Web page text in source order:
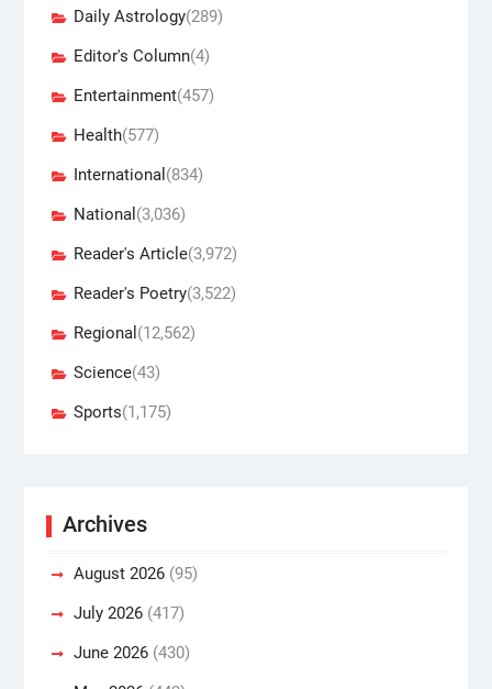
Daily Astrology(289)
Editor's Column(4)
Entertainment(457)
Health(577)
International (834)
National (3,036)
Reader's Article(3,972)
Reader's Poetry(3,522)
Regional (12,562)
Science(43)
Sports(1,175)
Archives
August 2026(95)
July 2026(417)
June 2026(430)